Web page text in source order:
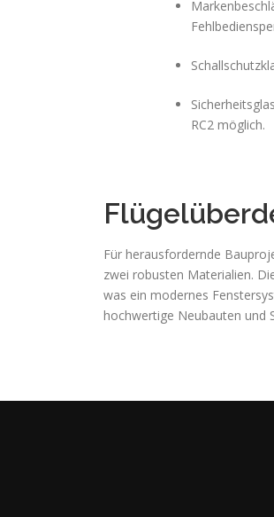
RC2 möglich.
Für herausfordernde
zwei robusten Materialien.
was ein modernes
hochwertige Neubauten und